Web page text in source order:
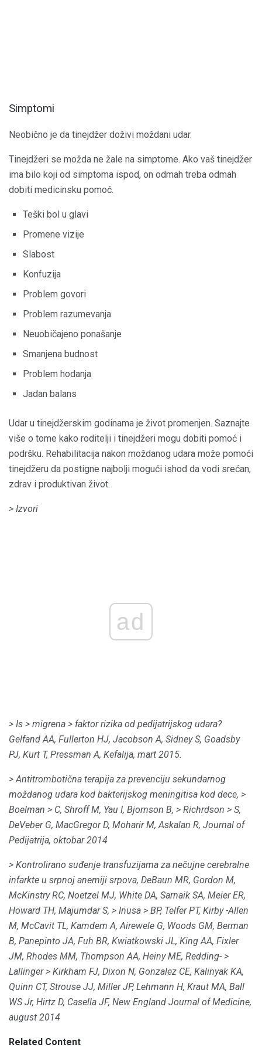
Simptomi
Neobično je da tinejdžer doživi moždani udar.
Tinejdžeri se možda ne žale na simptome. Ako vaš tinejdžer
ima bilo koji od simptoma ispod, on odmah treba odmah
dobiti medicinsku pomoć.
Teški bol u glavi
Promene vizije
Slabost
Konfuzija
Problem govori
Problem razumevanja
Neuobičajeno ponašanje
Smanjena budnost
Problem hodanja
Jadan balans
Udar u tinejdžerskim godinama je život promenjen. Saznajte
više o tome kako roditelji i tinejdžeri mogu dobiti pomoć i
podršku. Rehabilitacija nakon moždanog udara može pomoći
tinejdžeru da postigne najbolji mogući ishod da vodi srećan,
zdrav i produktivan život.
> Izvori
ad
> Is > migrena > faktor rizika od pedijatrijskog udara?
Gelfand AA, Fullerton HJ, Jacobson A, Sidney S, Goadsby
PJ, Kurt T, Pressman A, Kefalija, mart 2015.
> Antitrombotična terapija za prevenciju sekundarnog
moždanog udara kod bakterijskog meningitisa kod dece, >
Boelman > C, Shroff M, Yau I, Bjornson B, > Richrdson > S,
DeVeber G, MacGregor D, Moharir M, Askalan R, Journal of
Pedijatrija, oktobar 2014
> Kontrolirano suđenje transfuzijama za nečujne cerebralne
infarkte u srpnoj anemiji srpova, DeBaun MR, Gordon M,
McKinstry RC, Noetzel MJ, White DA, Sarnaik SA, Meier ER,
Howard TH, Majumdar S, > Inusa > BP, Telfer PT, Kirby -Allen
M, McCavit TL, Kamdem A, Airewele G, Woods GM, Berman
B, Panepinto JA, Fuh BR, Kwiatkowski JL, King AA, Fixler
JM, Rhodes MM, Thompson AA, Heiny ME, Redding- >
Lallinger > Kirkham FJ, Dixon N, Gonzalez CE, Kalinyak KA,
Quinn CT, Strouse JJ, Miller JP, Lehmann H, Kraut MA, Ball
WS Jr, Hirtz D, Casella JF, New England Journal of Medicine,
august 2014
Related Content